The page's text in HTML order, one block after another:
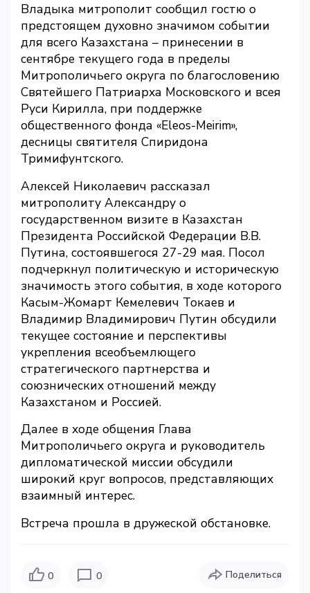
Владыка митрополит сообщил гостю о
предстоящем духовно значимом событии
для всего Казахстана – принесении в
сентябре текущего года в пределы
Митрополичьего округа по благословению
Святейшего Патриарха Московского и всея
Руси Кирилла, при поддержке
общественного фонда «Eleos-Meirim»,
десницы святителя Спиридона
Тримифунтского.
Алексей Николаевич рассказал
митрополиту Александру о
государственном визите в Казахстан
Президента Российской Федерации В.В.
Путина, состоявшегося 27-29 мая. Посол
подчеркнул политическую и историческую
значимость этого события, в ходе которого
Касым-Жомарт Кемелевич Токаев и
Владимир Владимирович Путин обсудили
текущее состояние и перспективы
укрепления всеобъемлющего
стратегического партнерства и
союзнических отношений между
Казахстаном и Россией.
Далее в ходе общения Глава
Митрополичьего округа и руководитель
дипломатической миссии обсудили
широкий круг вопросов, представляющих
взаимный интерес.
Встреча прошла в дружеской обстановке.
0 0 Поделиться